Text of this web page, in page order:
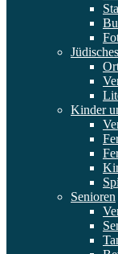
Kinder
Senioren